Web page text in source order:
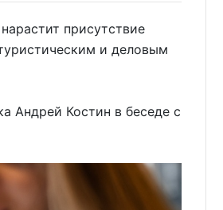
присутствие
и деловым
Андрей Костин в беседе с